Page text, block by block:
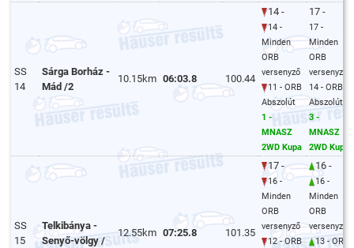
SS
14
Sárga Borház -
Mád /2
10.15km 06:03.8 100.44
14 -
14 -
Minden
ORB
versenyző
11 - ORB
Abszolút
1 -
MNASZ
2WD Kupa
17 -
17 -
Minden
ORB
versenyző
14 - ORB
Abszolút
3 -
MNASZ
2WD Kupa
SS
15
Telkibánya -
Senyő-völgy /
12.55km 07:25.8 101.35
17 -
16 -
Minden
ORB
versenyző
12 - ORB
16 -
16 -
Minden
ORB
versenyző
13 - ORB